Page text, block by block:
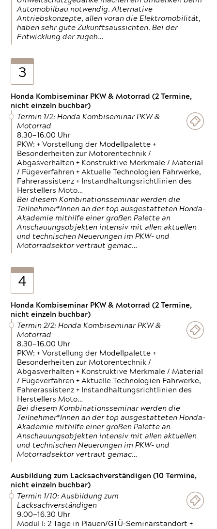
Automobilbau notwendig. Alternative
Antriebskonzepte, allen voran die Elektromobilität,
haben sehr gute Zukunftsaussichten. Bei der
Entwicklung der zugeh…
3
Honda Kombiseminar PKW & Motorrad (2 Termine,
nicht einzeln buchbar)
Termin 1/2: Honda Kombiseminar PKW &
Motorrad
8.30—16.00 Uhr
PKW: + Vorstellung der Modellpalette +
Besonderheiten zur Motorentechnik /
Abgasverhalten + Konstruktive Merkmale / Material
/ Fügeverfahren + Aktuelle Technologien Fahrwerke,
Fahrerassistenz + Instandhaltungsrichtlinien des
Herstellers Moto…
Bei diesem Kombinationsseminar werden die
Teilnehmer*Innen an der top ausgestatteten Honda-
Akademie mithilfe einer großen Palette an
Anschauungsobjekten intensiv mit allen aktuellen
und technischen Neuerungen im PKW- und
Motorradsektor vertraut gemac…
4
Honda Kombiseminar PKW & Motorrad (2 Termine,
nicht einzeln buchbar)
Termin 2/2: Honda Kombiseminar PKW &
Motorrad
8.30—16.00 Uhr
PKW: + Vorstellung der Modellpalette +
Besonderheiten zur Motorentechnik /
Abgasverhalten + Konstruktive Merkmale / Material
/ Fügeverfahren + Aktuelle Technologien Fahrwerke,
Fahrerassistenz + Instandhaltungsrichtlinien des
Herstellers Moto…
Bei diesem Kombinationsseminar werden die
Teilnehmer*Innen an der top ausgestatteten Honda-
Akademie mithilfe einer großen Palette an
Anschauungsobjekten intensiv mit allen aktuellen
und technischen Neuerungen im PKW- und
Motorradsektor vertraut gemac…
Ausbildung zum Lacksachverständigen (10 Termine,
nicht einzeln buchbar)
Termin 1/10: Ausbildung zum
Lacksachverständigen
9.00—16.30 Uhr
Modul I: 2 Tage in Plauen/GTÜ-Seminarstandort +